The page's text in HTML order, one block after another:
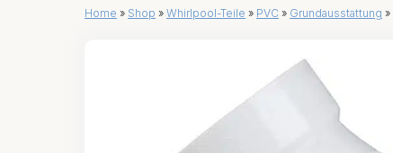
Home » Shop » Whirlpool-Teile » PVC » Grundausstattung »